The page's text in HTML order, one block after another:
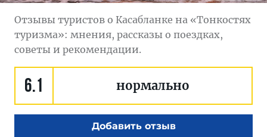
Отзывы туристов о Касабланке на «Тонкостях
туризма»: мнения, рассказы о поездках,
советы и рекомендации.
6.1 нормально
Добавить отзыв